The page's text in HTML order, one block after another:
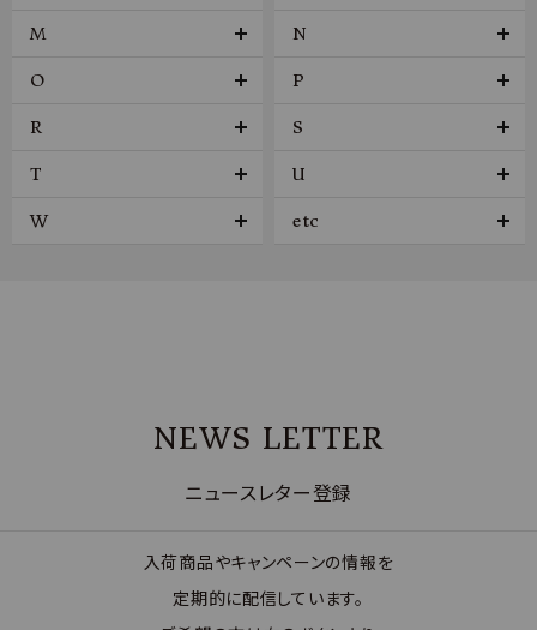
M N
O P
R S
T U
W etc
NEWS LETTER
ニュースレター登録
入荷商品やキャンペーンの情報を
定期的に配信しています。